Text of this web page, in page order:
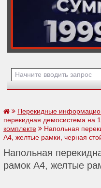
Перекидные
перекидная демосистема на
комплекте
Напольная
А4, желтые рамки, черная
Напольная
рамок А4, желтые